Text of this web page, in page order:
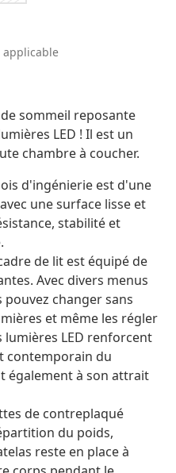
applicable
sommeil reposante
LED ! Il est un
chambre à coucher.
d'ingénierie est d'une
une surface lisse et
stabilité et
de lit est équipé de
Avec divers menus
changer sans
et même les régler
LED renforcent
contemporain du
également à son attrait
de contreplaqué
du poids,
reste en place à